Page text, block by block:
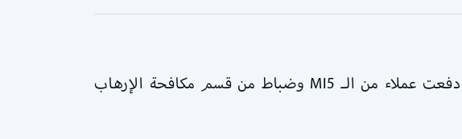
الخيط الأول لكشف المؤامرة أتى عبر بلاغ من حكومة أجنبية كان خطيرًا بالدرجة التي دفعت عملاء من الـ MI5 وضباط من قسم مكافحة الإرهاب